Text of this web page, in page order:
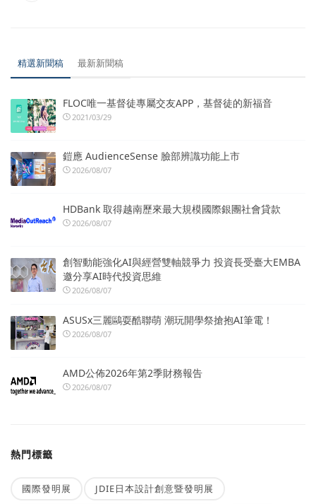
精選新聞稿 最新新聞稿
FLOC唯一基督徒專屬交友APP，基督徒的新福音
2021/03/29
鎧應 AudienceSense 臉部辨識功能上市
2026/08/07
HDBank 取得越南歷來最大規模國際銀團社會貸款
2026/08/07
創智動能強化AI與經營雙軸競爭力 投資長受臺大EMBA
邀分享AI時代投資思維
2026/08/07
ASUSx三麗鷗耍酷聯萌 潮玩開學祭搶抱AI筆電！
2026/08/07
AMD公佈2026年第2季財務報告
2026/08/07
熱門標籤
國際發明展 JDIE日本設計創意暨發明展